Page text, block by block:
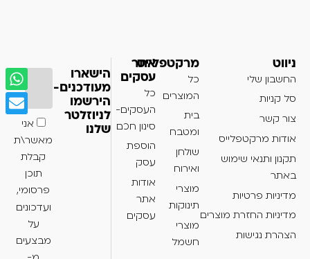
ניווט
החשבון שלי
סל קניות
צור קשר
אודות מרקטפלייס
תקנון ותנאי שימוש
באתר
מדיניות פרטיות
מדיניות החזרת מוצרים
הצהרת נגישות
מרקטפלייס
כל
המוצרים
בית
ומטבח
שולחן
ואירוח
מוצרי
תינוקות
מוצרי
חשמל
אתר
עסקים
כל
העסקים-
סינון חכם
הוספת
עסק
אודות
אתר
עסקים
הישארו
מעודכנים-
הירשמו
לניוזלטר
שלנו
אני
מאשר\ת
קבלת
תוכן
פרסומי,
ועדכונים
על
מבצעים